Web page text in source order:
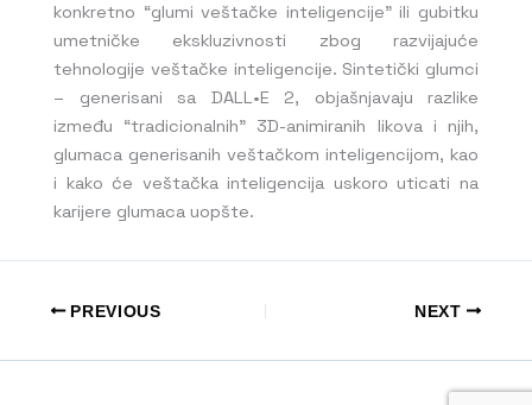
konkretno “glumi veštačke inteligencije” ili gubitku
umetničke ekskluzivnosti zbog razvijajuće
tehnologije veštačke inteligencije. Sintetički glumci
– generisani sa DALL•E 2, objašnjavaju razlike
između “tradicionalnih” 3D-animiranih likova i njih,
glumaca generisanih veštačkom inteligencijom, kao
i kako će veštačka inteligencija uskoro uticati na
karijere glumaca uopšte.
PREVIOUS NEXT